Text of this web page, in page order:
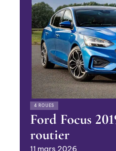
4 ROUES
Ford Focus
routier
11 mars 2026